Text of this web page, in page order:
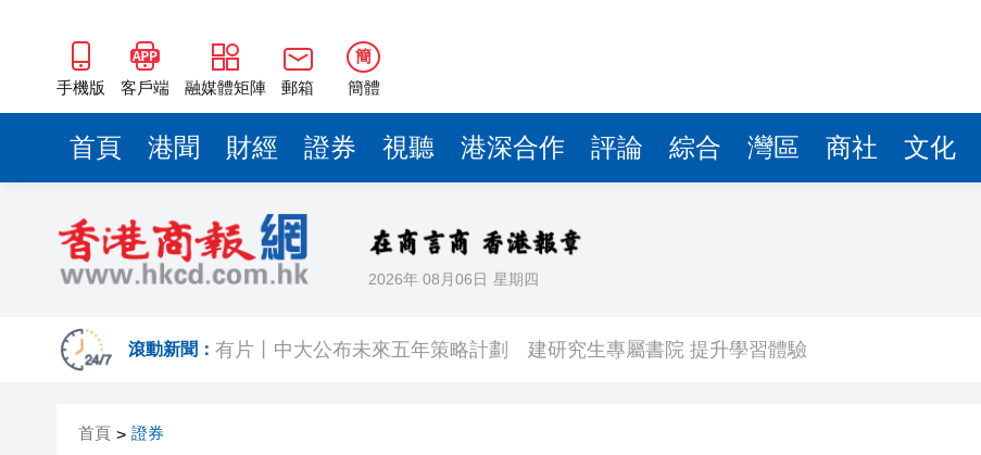
手機版 客戶端 融媒體矩陣 郵箱
簡
簡體
首頁 港聞 財經 證券 視聽 港深合作 評論 綜合 灣區 商社 文化
2026年 08月06日 星期四
滾動新聞： 有片丨中大公布未來五年策略計劃 建研究生專屬書院 提升學習體驗
首頁 > 證券